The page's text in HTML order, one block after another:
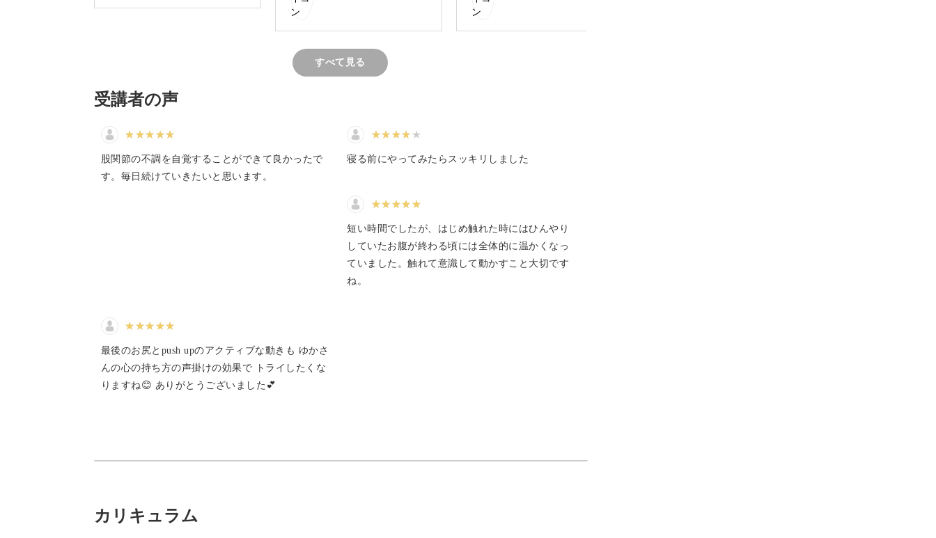
されるワークを、一緒に行っていきましょう。
必要なのは1日10分だけ
そのようなお悩みを抱えているのはあなただけではありません。大人女性にはよくある
そんなつらい悩みも、ピラティスなら1日1回10分のワークでケアすることが可能です。
ペシャルケアが叶いますよ。
すべて見る
受講者の声
股関節の不調を自覚することができて良かったで
す。毎日続けていきたいと思います。
寝る前にやってみたらスッキリしました
短い時間でしたが、はじめ触れた時にはひんやり
していたお腹が終わる頃には全体的に温かくなっ
ていました。触れて意識して動かすこと大切です
ね。
最後のお尻とpush upのアクティブな動きも ゆかさ
んの心の持ち方の声掛けの効果で トライしたくな
りますね😊 ありがとうございました💕
カリキュラム